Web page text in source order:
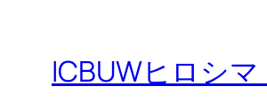
ICBUWヒロシ